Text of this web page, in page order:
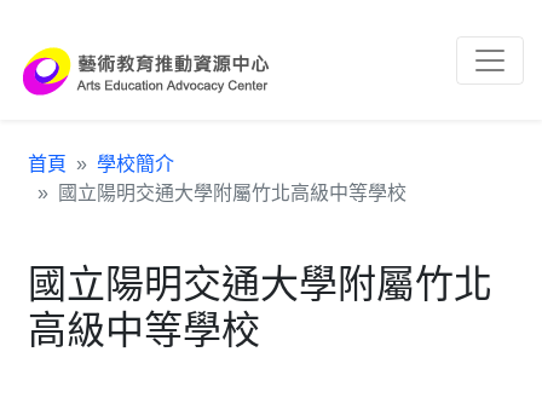
首頁
學校簡介
國立陽明交通大學附屬竹北高級中等學校
國立陽明交通大學附屬竹北
高級中等學校